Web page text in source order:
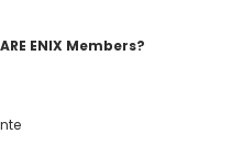
ENIX Members?